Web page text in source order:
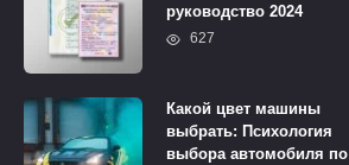
руководство 2024
627
Какой цвет машины
выбрать: Психология
выбора автомобиля по